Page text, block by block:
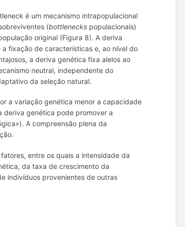
é um mecanismo intrapopulacional
(bottlenecks populacionais)
original (Figura 8). A deriva
fixação de características e, ao nível do
a deriva genética fixa alelos ao
neutral, independente do
da seleção natural.
a variação genética menor a capacidade
deriva genética pode promover a
A compreensão plena da
entre os quais a intensidade da
da taxa de crescimento da
indivíduos provenientes de outras